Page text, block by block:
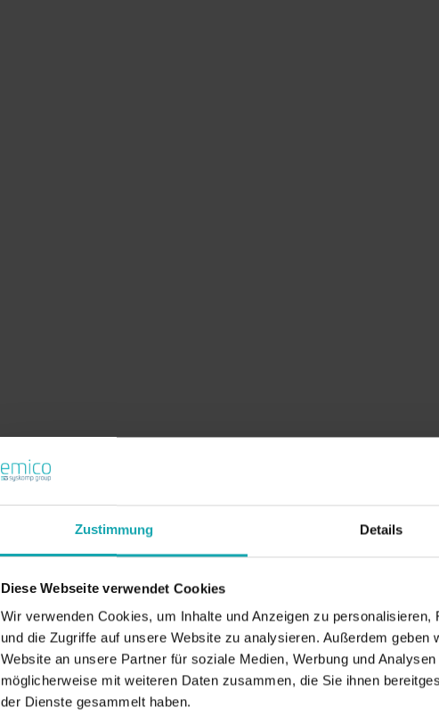
Zustimmung Details
Diese Webseite verwendet Cookies
Wir verwenden Cookies, um Inhalte und Anzeigen zu
und die Zugriffe auf unsere Website zu analysieren. Außerdem
Website an unsere Partner für soziale Medien, Werbung und
möglicherweise mit weiteren Daten zusammen, die Sie ihnen
der Dienste gesammelt haben.